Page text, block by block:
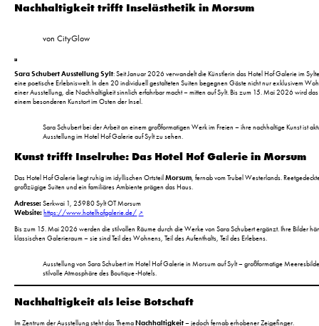
Nachhaltigkeit trifft Inselästhetik in Morsum
von CityGlow
Sara Schubert Ausstellung Sylt: Seit Januar 2026 verwandelt die Künstlerin das Hotel Hof Galerie im
eine poetische Erlebniswelt. In den 20 individuell gestalteten Suiten begegnen Gäste nicht nur exklusivem
einer Ausstellung, die Nachhaltigkeit sinnlich erfahrbar macht – mitten auf Sylt. Bis zum 15. Mai 2026 wird
einem besonderen Kunstort im Osten der Insel.
Sara Schubert bei der Arbeit an einem großformatigen Werk im Freien – ihre nachhaltige Kunst ist
Ausstellung im Hotel Hof Galerie auf Sylt zu sehen.
Kunst trifft Inselruhe: Das Hotel Hof Galerie in Morsum
Das Hotel Hof Galerie liegt ruhig im idyllischen OrtsteilMorsum, fernab vom Trubel Westerlands.
großzügige Suiten und ein familiäres Ambiente prägen das Haus.
Adresse:Serkwai 1, 25980 Sylt OT Morsum
Website:https://www.hotelhofgalerie.de/
Bis zum 15. Mai 2026 werden die stilvollen Räume durch die Werke von Sara Schubert ergänzt. Ihre Bilder
klassischen Galerieraum – sie sind Teil des Wohnens, Teil des Aufenthalts, Teil des Erlebens.
Ausstellung von Sara Schubert im Hotel Hof Galerie in Morsum auf Sylt – großformatige
stilvolle Atmosphäre des Boutique-Hotels.
Nachhaltigkeit als leise Botschaft
Im Zentrum der Ausstellung steht das ThemaNachhaltigkeit– jedoch fernab erhobener Zeigefinger.